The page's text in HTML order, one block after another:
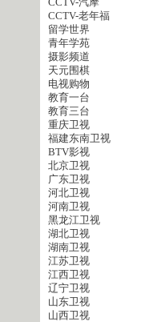
CCTV-老年福
留学世界
青年学苑
摄影频道
天元围棋
电视购物
教育一台
教育三台
重庆卫视
福建东南卫视
BTV影视
北京卫视
广东卫视
河北卫视
河南卫视
黑龙江卫视
湖北卫视
湖南卫视
江苏卫视
江西卫视
辽宁卫视
山东卫视
山西卫视